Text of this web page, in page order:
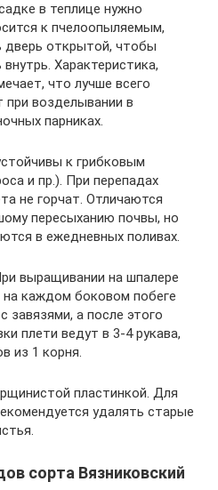
в теплице нужно
к пчелоопыляемым,
дверь открытой, чтобы
Характеристика,
что лучше всего
при возделывании в
парниках.
к грибковым
и пр.). При перепадах
не горчат. Отличаются
пересыханию почвы, но
в ежедневных поливах.
выращивании на шпалере
на каждом боковом побеге
завязями, а после этого
плети ведут в 3-4 рукава,
из 1 корня.
пластинкой. Для
удалять старые
сорта Вязниковский